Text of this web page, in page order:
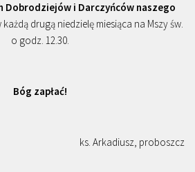
Dobrodziejów i Darczyńców naszego
każdą drugą niedzielę miesiąca na Mszy św.
o godz. 12.30.
Bóg zapłać!
ks. Arkadiusz, proboszcz